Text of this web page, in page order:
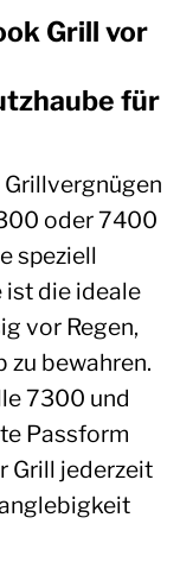
Grill vor
für
oder 7400
speziell
die ideale
vor Regen,
zu bewahren.
7300 und
Passform
Grill jederzeit